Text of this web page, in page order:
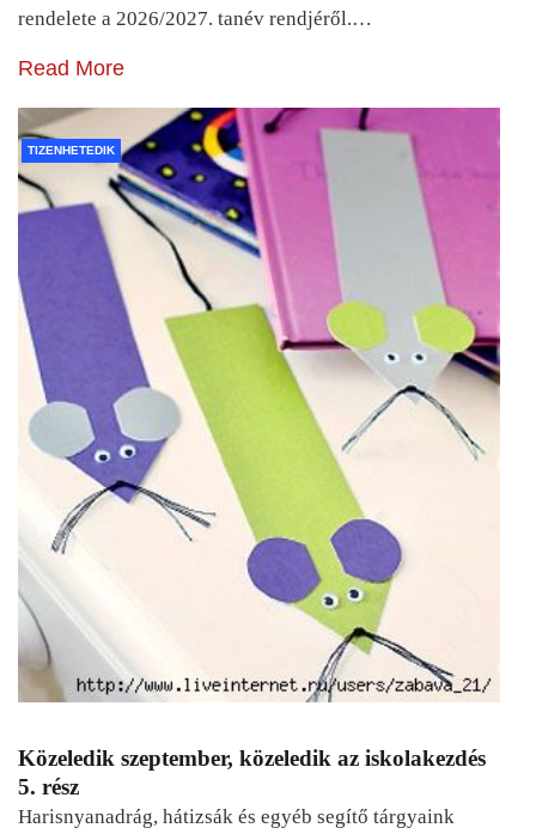
rendelete a 2026/2027. tanév rendjéről.…
Read More
TIZENHETEDIK
Közeledik szeptember, közeledik az iskolakezdés
5. rész
Harisnyanadrág, hátizsák és egyéb segítő tárgyaink